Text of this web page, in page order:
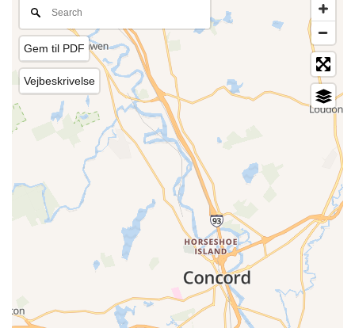
Gem til PDF
Vejbeskrivelse